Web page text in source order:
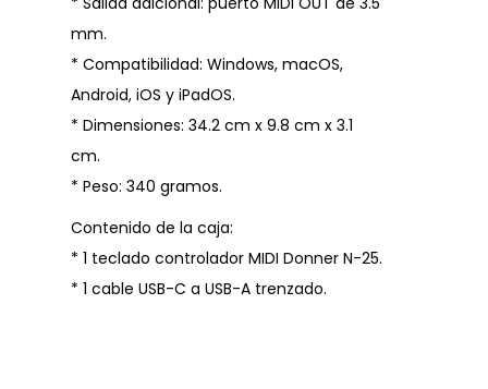
mm.
* Compatibilidad: Windows, macOS,
Android, iOS y iPadOS.
* Dimensiones: 34.2 cm x 9.8 cm x 3.1
cm.
* Peso: 340 gramos.
Contenido de la caja:
* 1 teclado controlador MIDI Donner N-25.
* 1 cable USB-C a USB-A trenzado.